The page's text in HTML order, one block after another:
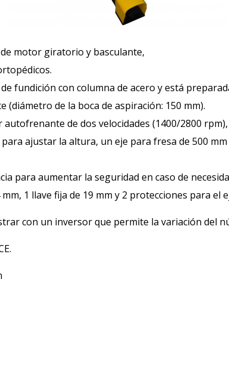
motor giratorio y basculante,
fundición con columna de acero y está
de la boca de aspiración: 150 mm).
de dos velocidades (1400/2800
ajustar la altura, un eje para fresa de 500
para aumentar la seguridad en caso de
1 llave fija de 19 mm y 2 protecciones para el
con un inversor que permite la variación del